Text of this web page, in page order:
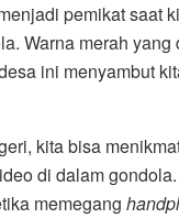
pemikat saat
Warna merah yang
ini menyambut
kita bisa
di dalam
memegang